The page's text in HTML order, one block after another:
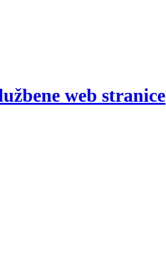
web stranice